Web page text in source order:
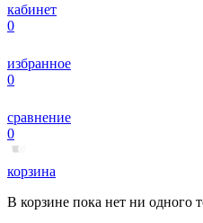
кабинет
0
избранное
0
сравнение
0
корзина
В корзине пока нет ни одного